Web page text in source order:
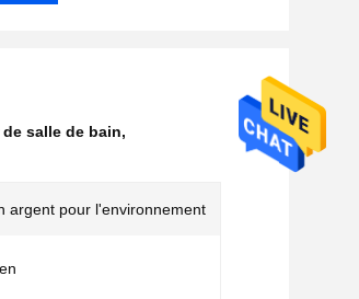
salle de bain,
argent pour l'environnement